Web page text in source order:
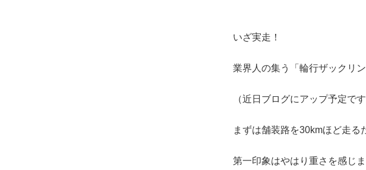
いざ実走！
業界人の集う「輪行ザックリ
（近日ブログにアップ予定です
まずは舗装路を30kmほど走
第一印象はやはり重さを感じ